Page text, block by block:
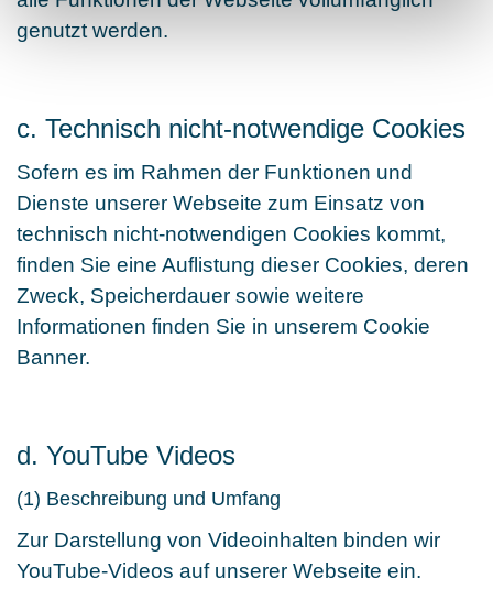
genutzt werden.
c. Technisch nicht-notwendige Cookies
Sofern es im Rahmen der Funktionen und
Dienste unserer Webseite zum Einsatz von
technisch nicht-notwendigen Cookies kommt,
finden Sie eine Auflistung dieser Cookies, deren
Zweck, Speicherdauer sowie weitere
Informationen finden Sie in unserem Cookie
Banner.
d. YouTube Videos
(1) Beschreibung und Umfang
Zur Darstellung von Videoinhalten binden wir
YouTube-Videos auf unserer Webseite ein.